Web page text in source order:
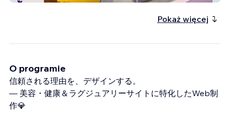
Pokaż więcej
O programie
信頼される理由を、デザインする。
― 美容・健康＆ラグジュアリーサイトに特化したWeb制
作💎